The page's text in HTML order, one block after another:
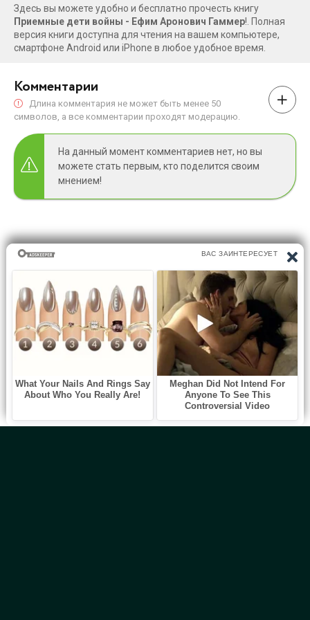
Здесь вы можете удобно и бесплатно прочесть книгу
Приемные дети войны - Ефим Аронович Гаммер!. Полная
версия книги доступна для чтения на вашем компьютере,
смартфоне Android или iPhone в любое удобное время.
Комментарии
Длина комментария не может быть менее 50
символов, а все комментарии проходят модерацию.
На данный момент комментариев нет, но вы
можете стать первым, кто поделится своим
мнением!